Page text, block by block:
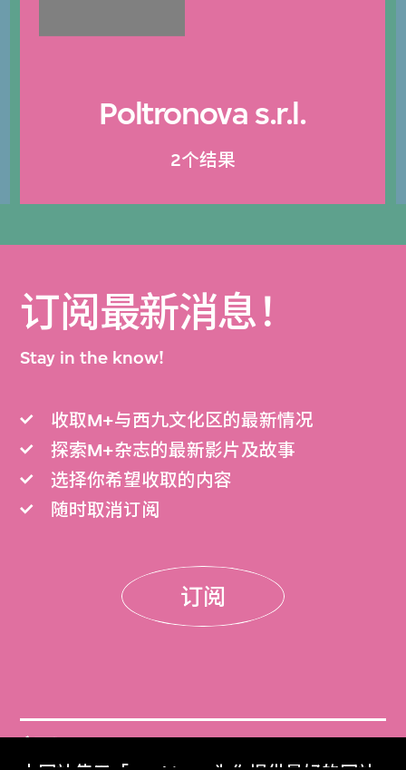
Poltronova s.r.l.
2个结果
订阅最新消息！
Stay in the know!
收取M+与西九文化区的最新情况
探索M+杂志的最新影片及故事
选择你希望收取的内容
随时取消订阅
订阅
门票